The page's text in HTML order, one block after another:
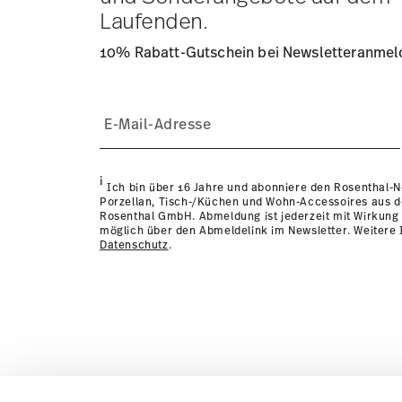
Laufenden.
10% Rabatt-Gutschein bei
i Ich bin über 16 Jahre und abonniere den Rosenthal-
Porzellan, Tisch-/Küchen und Wohn-Accessoires aus
Rosenthal GmbH. Abmeldung ist jederzeit mit
möglich über den Abmeldelink im Newsletter. Weitere
Datenschutz.